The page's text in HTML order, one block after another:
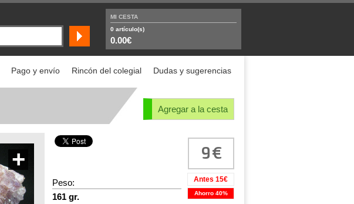
MI CESTA
0 artículo(s)
0.00€
Pago y envío Rincón del colegial Dudas y sugerencias
Agregar a la cesta
+ 9
Antes 15€
Ahorro 40%
Peso:
161 gr.